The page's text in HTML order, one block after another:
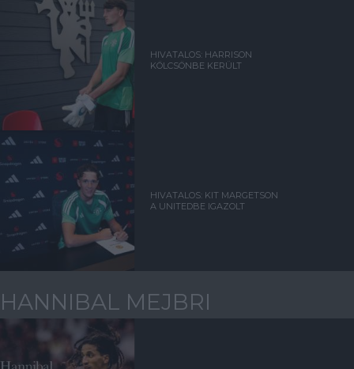
HIVATALOS: HARRISON
KÖLCSÖNBE KERÜLT
HIVATALOS: KIT MARGETSON
A UNITEDBE IGAZOLT
HANNIBAL MEJBRI